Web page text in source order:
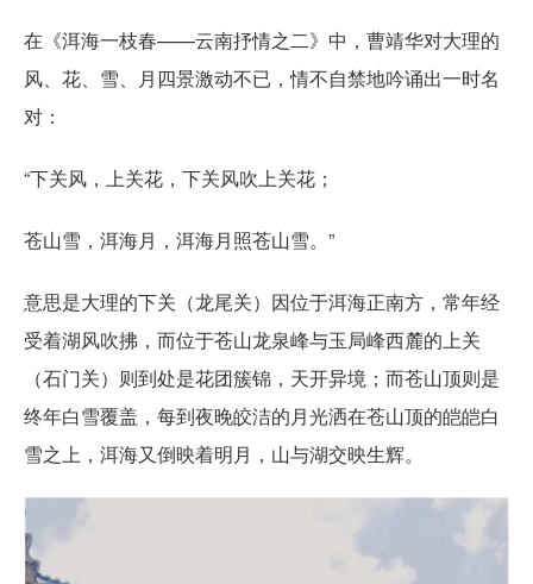
在《洱海一枝春——云南抒情之二》中，曹靖华对大理的
风、花、雪、月四景激动不已，情不自禁地吟诵出一时名
对：
“下关风，上关花，下关风吹上关花；
苍山雪，洱海月，洱海月照苍山雪。”
意思是大理的下关（龙尾关）因位于洱海正南方，常年经
受着湖风吹拂，而位于苍山龙泉峰与玉局峰西麓的上关
（石门关）则到处是花团簇锦，天开异境；而苍山顶则是
终年白雪覆盖，每到夜晚皎洁的月光洒在苍山顶的皑皑白
雪之上，洱海又倒映着明月，山与湖交映生辉。